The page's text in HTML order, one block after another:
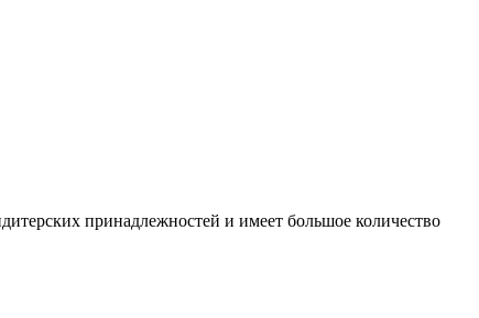
принадлежностей и имеет большое количество